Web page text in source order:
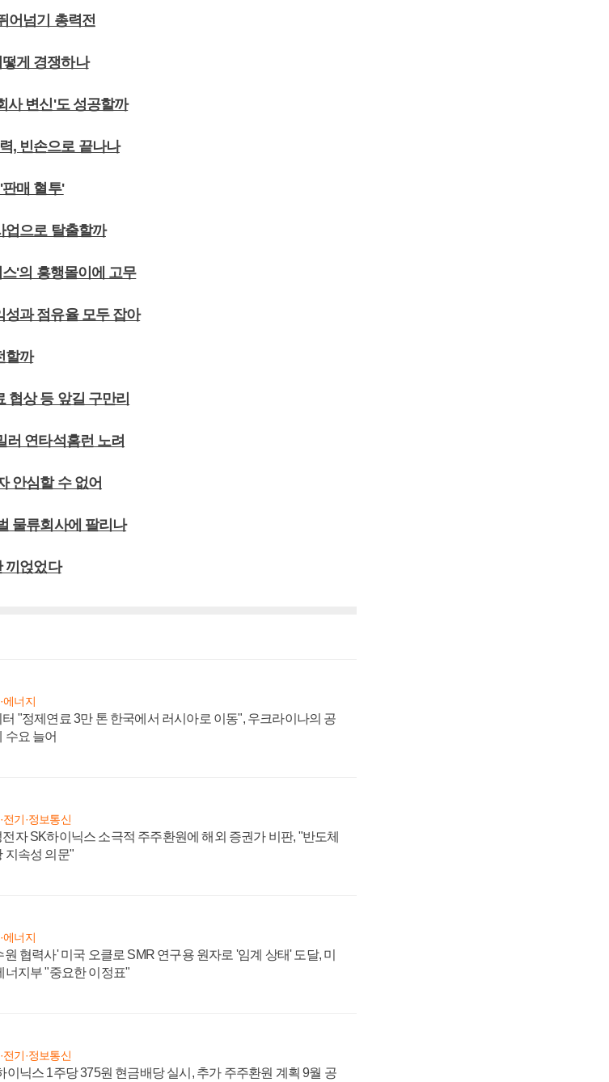
어넘기 총력전
게 경쟁하나
사 변신'도 성공할까
, 빈손으로 끝나나
매 혈투'
업으로 탈출할까
'의 흥행몰이에 고무
성과 점유율 모두 잡아
할까
협상 등 앞길 구만리
러 연타석홈런 노려
안심할 수 없어
물류회사에 팔리나
끼얹었다
에너지
터 "정제연료 3만 톤 한국에서 러시아로 이동", 우크라이나의 공
수요 늘어
전기·정보통신
전자 SK하이닉스 소극적 주주환원에 해외 증권가 비판, "반도체
지속성 의문"
에너지
원 협력사' 미국 오클로 SMR 연구용 원자로 '임계 상태' 도달, 미
너지부 "중요한 이정표"
전기·정보통신
이닉스 1주당 375원 현금배당 실시, 추가 주주환원 계획 9월 공